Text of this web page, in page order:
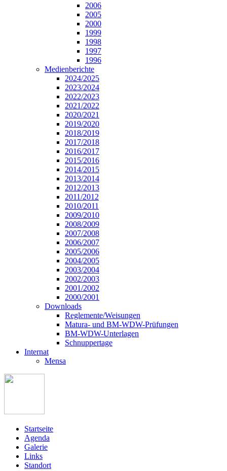
2006
2005
2000
1999
1998
1997
1996
Medienberichte
2024/2025
2023/2024
2022/2023
2021/2022
2020/2021
2019/2020
2018/2019
2017/2018
2016/2017
2015/2016
2014/2015
2013/2014
2012/2013
2011/2012
2010/2011
2009/2010
2008/2009
2007/2008
2006/2007
2005/2006
2004/2005
2003/2004
2002/2003
2001/2002
2000/2001
Downloads
Reglemente/Weisungen
Matura- und BM-WDW-Prüfungen
BM-WDW-Unterlagen
Schnuppertage
Internat
Mensa
Startseite
Agenda
Galerie
Links
Standort